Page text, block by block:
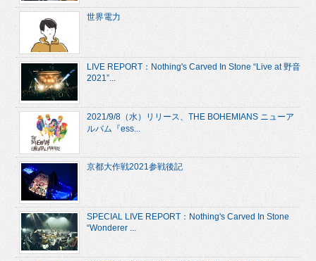
世界電力
LIVE REPORT：Nothing's Carved In Stone “Live at 野音
2021”...
2021/9/8（水）リリース、THE BOHEMIANS ニューア
ルバム『ess...
京都大作戦2021参戦後記
SPECIAL LIVE REPORT：Nothing's Carved In Stone
“Wonderer ...